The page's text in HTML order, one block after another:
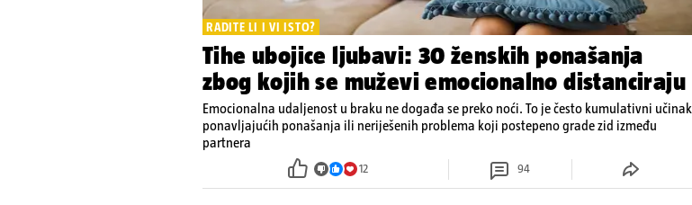
RADITE LI I VI ISTO?
Tihe ubojice ljubavi: 30 ženskih ponašanja
zbog kojih se muževi emocionalno distanciraju
Emocionalna udaljenost u braku ne događa se preko noći. To je često kumulativni učinak
ponavljajućih ponašanja ili neriješenih problema koji postepeno grade zid između
partnera
12 94